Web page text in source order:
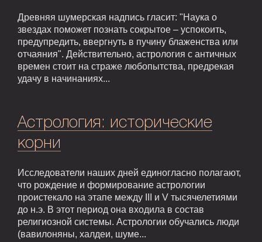
Древняя шумерская надпись гласит: "Наука о
звездах поможет познать сокрытое – успокоить,
предупредить, ввергнуть в пучину блаженства или
отчаяния". Действительно, астрология с античных
времен стоит на страже любопытства, предрекая
удачу в начинаниях...
Астрология: исторические
корни
Исследователи наших дней единогласно полагают,
что рождение и формирование астрологии
проистекало на этапе между III и V тысячелетиями
до н.э. В этот период она входила в состав
религиозной системы. Астрологии обучались люди
(вавилоняны, халдеи, шуме...